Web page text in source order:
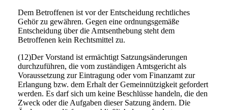
Dem Betroffenen ist vor der Entscheidung rechtliches
Gehör zu gewähren. Gegen eine ordnungsgemäße
Entscheidung über die Amtsenthebung steht dem
Betroffenen kein Rechtsmittel zu.
(12)Der Vorstand ist ermächtigt Satzungsänderungen
durchzuführen, die vom zuständigen Amtsgericht als
Voraussetzung zur Eintragung oder vom Finanzamt zur
Erlangung bzw. dem Erhalt der Gemeinnützigkeit gefordert
werden. Es darf sich um keine Beschlüsse handeln, die den
Zweck oder die Aufgaben dieser Satzung ändern. Die